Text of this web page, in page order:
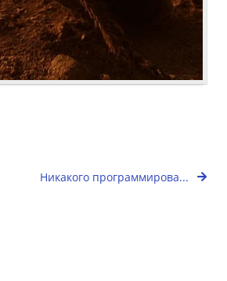
Никакого программирова...